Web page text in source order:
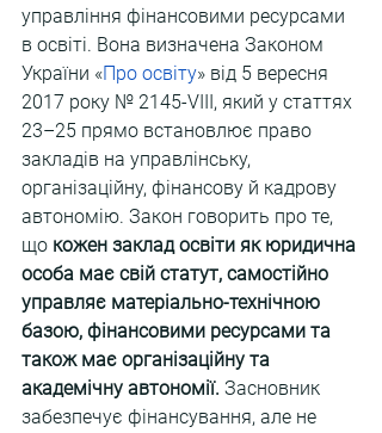
управління фінансовими ресурсами
в освіті. Вона визначена Законом
України «Про освіту» від 5 вересня
2017 року № 2145-VIII, який у статтях
23–25 прямо встановлює право
закладів на управлінську,
організаційну, фінансову й кадрову
автономію. Закон говорить про те,
що кожен заклад освіти як юридична
особа має свій статут, самостійно
управляє матеріально-технічною
базою, фінансовими ресурсами та
також має організаційну та
академічну автономії. Засновник
забезпечує фінансування, але не